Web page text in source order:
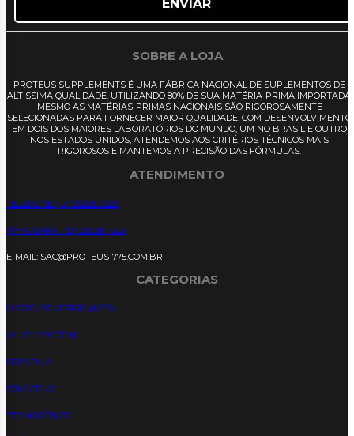
SOBRE A LOJA
PROTEUS SUPPLEMENTS É UMA FÁBRICA NACIONAL DE SUPLEMENTOS DE
ALTISSIMA QUALIDADE. UTILIZANDO 80% DE SUA MATÉRIA-PRIMA IMPORTADA,
MESMO AS MATÉRIAS-PRIMAS NACIONAIS SÃO RIGOROSAMENTE
SELECIONADAS PARA FORNECER MAIOR QUALIDADE. COM DESENVOLVIMENTO
EM DOIS DOS MAIORES LABORATÓRIOS DO MUNDO, UM NO BRASIL E OUTRO
NOS ESTADOS UNIDOS, ATENDEMOS AOS CRITÉRIOS TÉCNICOS MAIS
RIGOROSOS E MANTEMOS A PRECISÃO DAS FÓRMULAS.
ATENDIMENTO
TELEFONE: (13) 99208-7323
WHATSAPP: (13) 99208-7323
E-MAIL: SAC@PROTEUS-775.COM.BR
CATEGORIAS
CUSTO-BENEFÍCIO (KITS)
WHEY PROTEIN
CREATINA
COLÁGENO
TERMOGÊNICO